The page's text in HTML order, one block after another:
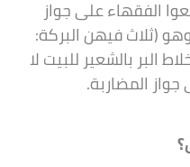
الفقهاء على جواز
(ثلاث فيهن البركة:
البر بالشعير للبيت لا
المضاربة.